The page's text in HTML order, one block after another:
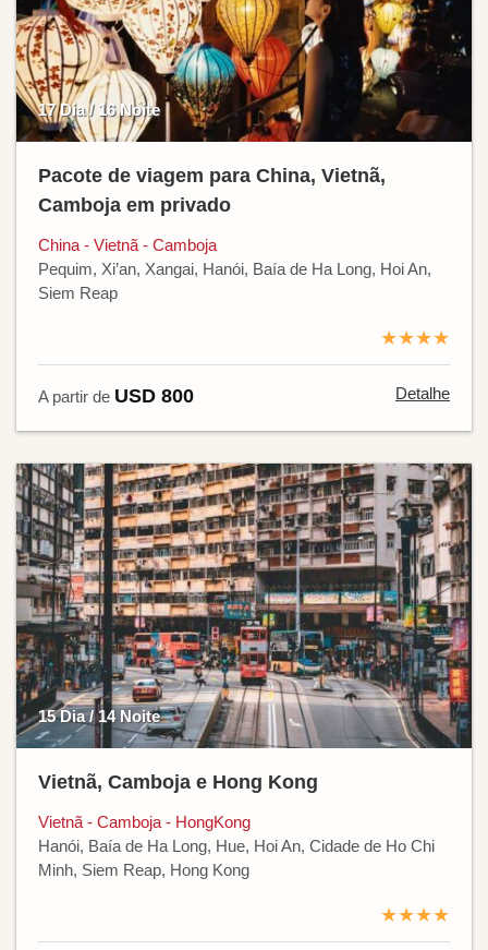
17 Dia / 16 Noite
Pacote de viagem para China, Vietnã,
Camboja em privado
China - Vietnã - Camboja
Pequim, Xi’an, Xangai, Hanói, Baía de Ha Long, Hoi An,
Siem Reap
★★★★
A partir de USD 800 Detalhe
15 Dia / 14 Noite
Vietnã, Camboja e Hong Kong
Vietnã - Camboja - HongKong
Hanói, Baía de Ha Long, Hue, Hoi An, Cidade de Ho Chi
Minh, Siem Reap, Hong Kong
★★★★